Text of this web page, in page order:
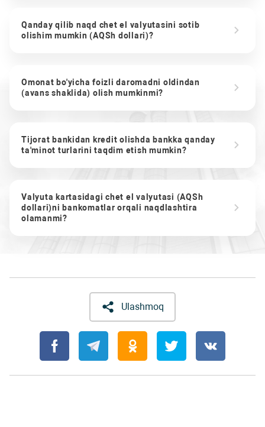
Qanday qilib naqd chet el valyutasini sotib
olishim mumkin (AQSh dollari)?
Omonat bo'yicha foizli daromadni oldindan
(avans shaklida) olish mumkinmi?
Tijorat bankidan kredit olishda bankka qanday
ta'minot turlarini taqdim etish mumkin?
Valyuta kartasidagi chet el valyutasi (AQSh
dollari)ni bankomatlar orqali naqdlashtira
olamanmi?
Ulashmoq